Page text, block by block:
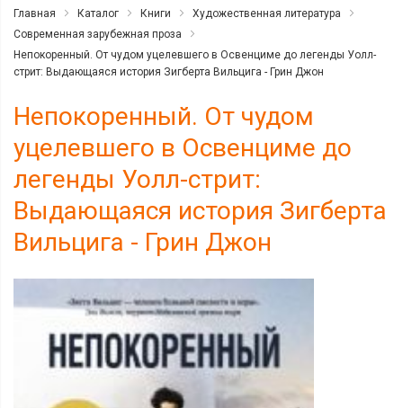
Главная Каталог Книги
Художественная литература
Современная зарубежная проза
Непокоренный. От чудом уцелевшего в Освенциме до легенды Уолл-
стрит: Выдающаяся история Зигберта Вильцига - Грин Джон
Непокоренный. От чудом
уцелевшего в Освенциме до
легенды Уолл-стрит:
Выдающаяся история Зигберта
Вильцига - Грин Джон